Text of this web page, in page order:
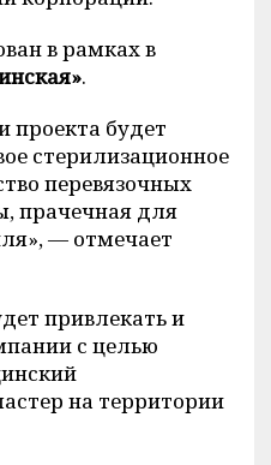
в рамках в
.
проекта будет
стерилизационное
перевязочных
прачечная для
— отмечает
привлекать и
с целью
на территории